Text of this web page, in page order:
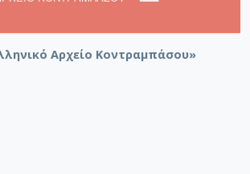
Αρχείο Κοντραμπάσου»